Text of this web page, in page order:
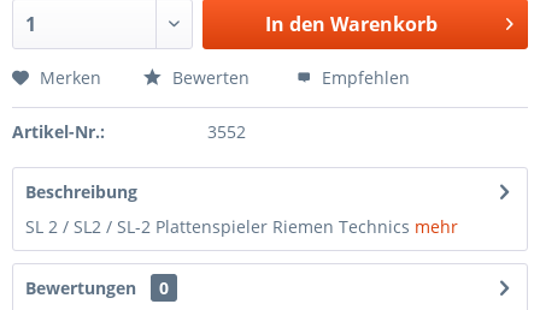
In den Warenkorb
Merken Bewerten Empfehlen
Artikel-Nr.: 3552
Beschreibung
SL 2 / SL2 / SL-2 Plattenspieler Riemen Technics mehr
Bewertungen
0